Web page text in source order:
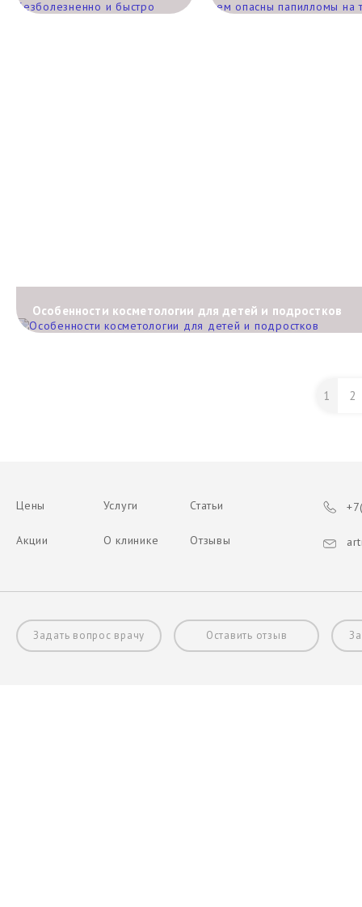
Особенности косметологии для детей и подростков
1 2
Цены Услуги Статьи
Акции О клинике Отзывы
Задать вопрос врачу Оставить отзыв